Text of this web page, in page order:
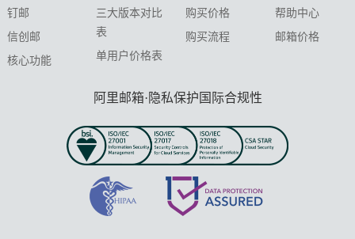
钉邮
信创邮
核心功能
三大版本对比
表
单用户价格表
购买价格
购买流程
帮助中心
邮箱价格
阿里邮箱·隐私保护国际合规性